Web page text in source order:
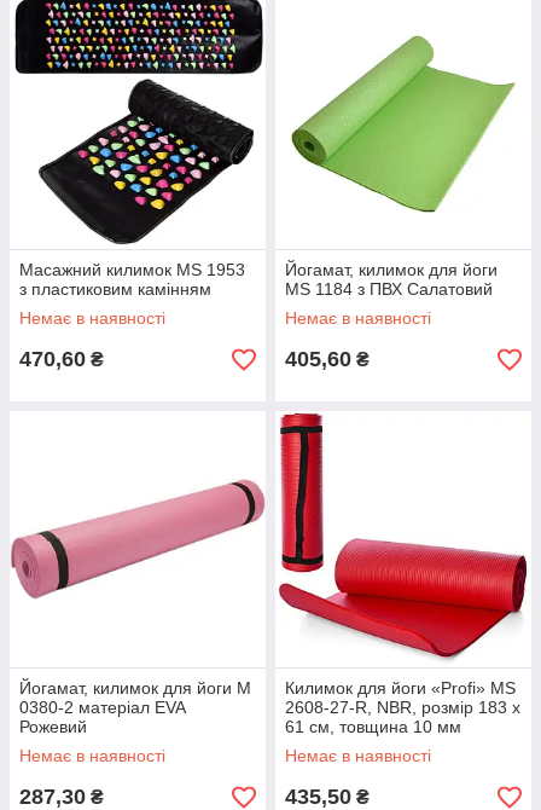
Масажний килимок MS 1953
з пластиковим камінням
Немає в наявності
470,60 ₴
Йогамат, килимок для йоги
MS 1184 з ПВХ Салатовий
Немає в наявності
405,60 ₴
Йогамат, килимок для йоги M
0380-2 матеріал EVA
Рожевий
Немає в наявності
287,30 ₴
Килимок для йоги «Profi» MS
2608-27-R, NBR, розмір 183 х
61 см, товщина 10 мм
Немає в наявності
435,50 ₴